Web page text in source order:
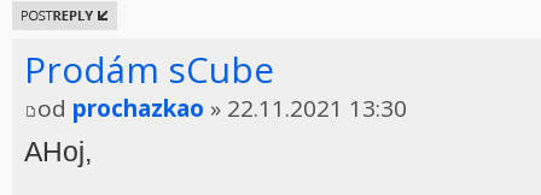
Odeslat
odpověď
Prodám sCube
od prochazkao » 22.11.2021 13:30
AHoj,